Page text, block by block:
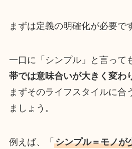
まずは定義の明確化が必要で
一口に「シンプル」と言って
帯では意味合いが大きく変わ
まずそのライフスタイルに合
ましょう。
例えば、「 シンプル＝モノが